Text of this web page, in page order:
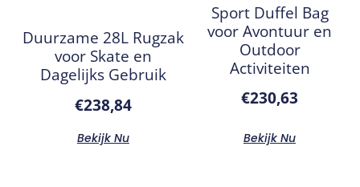
Duurzame 28L Rugzak
voor Skate en
Dagelijks Gebruik
€238,84
Bekijk Nu
Sport Duffel Bag
voor Avontuur en
Outdoor
Activiteiten
€230,63
Bekijk Nu